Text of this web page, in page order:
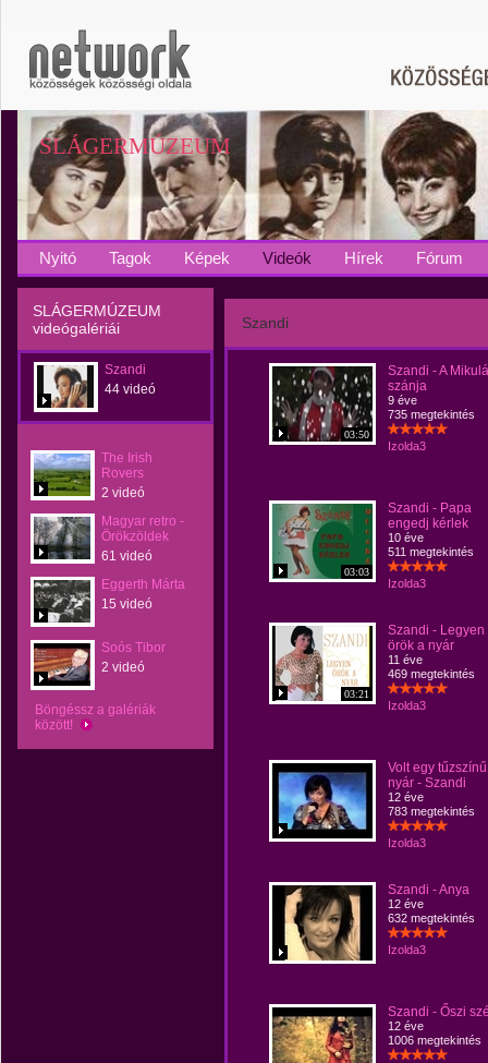
SLÁGERMÚZEUM
Nyitó Tagok Képek Videók Hírek Fórum
SLÁGERMÚZEUM
videógalériái
Szandi
44 videó
The Irish
Rovers
2 videó
Magyar retro -
Örökzöldek
61 videó
Eggerth Márta
15 videó
Soós Tibor
2 videó
Böngéssz a galériák
között!
Szandi
03:50
Szandi - A
szánja
9 éve
735 megtekintés
Izolda3
03:03
Szandi - Papa
engedj kérlek
10 éve
511 megtekintés
Izolda3
03:21
Szandi - Legyen
örök a nyár
11 éve
469 megtekintés
Izolda3
Volt egy tűzszínű
nyár - Szandi
12 éve
783 megtekintés
Izolda3
Szandi - Anya
12 éve
632 megtekintés
Izolda3
Szandi - Őszi
12 éve
1006 megtekintés